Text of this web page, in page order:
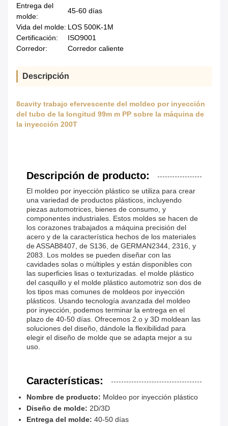
Entrega del
molde:
45-60 días
Vida del molde: LOS 500K-1M
Certificación:
ISO9001
Corredor:
Corredor caliente
Descripción
8cavity trabajo efervescente del moldeo por inyección
del tubo de la longitud 99m m PP sobre la máquina de
la inyección 200T
Descripción de producto:
El moldeo por inyección plástico se utiliza para crear
una variedad de productos plásticos, incluyendo
piezas automotrices, bienes de consumo, y
componentes industriales. Estos moldes se hacen de
los corazones trabajados a máquina precisión del
acero y de la característica hechos de los materiales
de ASSAB8407, de S136, de GERMAN2344, 2316, y
2083. Los moldes se pueden diseñar con las
cavidades solas o múltiples y están disponibles con
las superficies lisas o texturizadas. el molde plástico
del casquillo y el molde plástico automotriz son dos de
los tipos mas comunes de moldeos por inyección
plásticos. Usando tecnología avanzada del moldeo
por inyección, podemos terminar la entrega en el
plazo de 40-50 días. Ofrecemos 2.o y 3D moldean las
soluciones del diseño, dándole la flexibilidad para
elegir el diseño de molde que se adapta mejor a su
uso.
Características:
Nombre de producto: Moldeo por inyección plástico
Diseño de molde: 2D/3D
Entrega del molde: 40-50 días